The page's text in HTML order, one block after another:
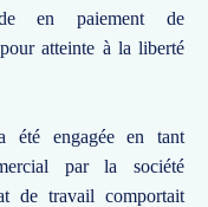
en paiement de
atteinte à la liberté
engagée en tant
par la société
de travail comportait